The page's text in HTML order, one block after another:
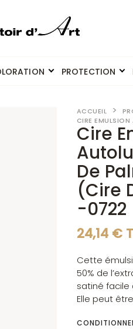
PROTECTION
ACCUEIL
CIRE
Cire
De
(Cire
-0722
24,14 €
Cette
50% de
satiné facile
Elle peut